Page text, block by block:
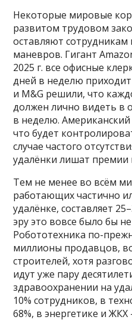
Некоторые мировые
развитом трудовом
оставляют сотрудникам
маневров. Гигант
2025 г. все офисные
дней в неделю
и M&G решили, что
должен лично видеть в
в неделю.
что будет
случае частого
удалёнки лишат премии
Тем не менее во всём
работающих частично
удалёнке, составляет
эру это вовсе было бы
Робототехника по-
миллионы продавцов,
строителей, хотя
идут уже пару
здравоохранении на
10% сотрудников, в
68%, в энергетике и ЖКХ